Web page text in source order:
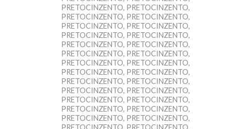
PRETOCINZENTO, PRETOCINZENTO,
PRETOCINZENTO, PRETOCINZENTO,
PRETOCINZENTO, PRETOCINZENTO,
PRETOCINZENTO, PRETOCINZENTO,
PRETOCINZENTO, PRETOCINZENTO,
PRETOCINZENTO, PRETOCINZENTO,
PRETOCINZENTO, PRETOCINZENTO,
PRETOCINZENTO, PRETOCINZENTO,
PRETOCINZENTO, PRETOCINZENTO,
PRETOCINZENTO, PRETOCINZENTO,
PRETOCINZENTO, PRETOCINZENTO,
PRETOCINZENTO, PRETOCINZENTO,
PRETOCINZENTO, PRETOCINZENTO,
PRETOCINZENTO, PRETOCINZENTO,